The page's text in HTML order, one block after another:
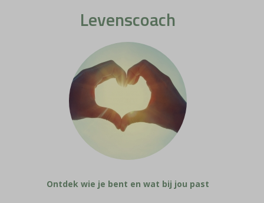
Levenscoach
Ontdek wie je bent en wat bij jou past